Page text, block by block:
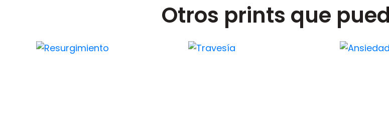
Otros prints que